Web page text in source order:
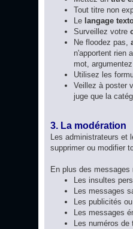
Tout titre non
Le langage
Surveillez votre
Ne floodez pas,
n'apportent rien
mot,
Utilisez les
Veillez à poster
juge que la
3. La modération
Les administrateurs et
supprimer ou modifier
En plus des
Les insultes
Les messages
Les publicités
Les messages
Les numéros